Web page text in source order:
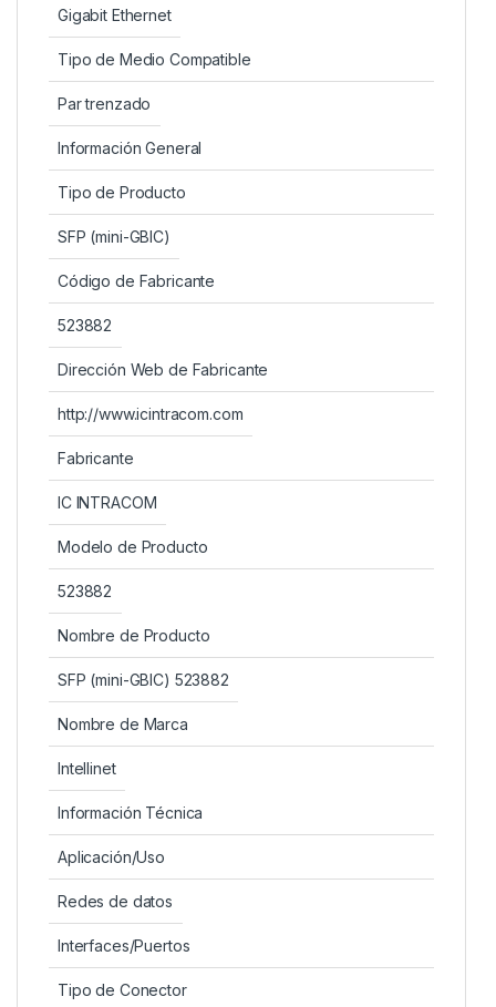
Gigabit Ethernet
Tipo de Medio Compatible
Par trenzado
Información General
Tipo de Producto
SFP (mini-GBIC)
Código de Fabricante
523882
Dirección Web de Fabricante
http://www.icintracom.com
Fabricante
IC INTRACOM
Modelo de Producto
523882
Nombre de Producto
SFP (mini-GBIC) 523882
Nombre de Marca
Intellinet
Información Técnica
Aplicación/Uso
Redes de datos
Interfaces/Puertos
Tipo de Conector